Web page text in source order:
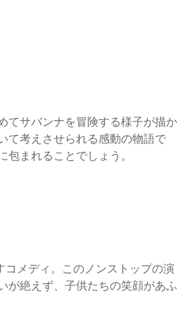
てサバンナを冒険する様子が描か
て考えさせられる感動の物語で
まれることでしょう。
メディ。このノンストップの演
が絶えず、子供たちの笑顔があふ